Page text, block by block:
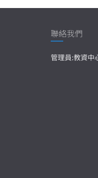
聯絡我們
管理員:教資中